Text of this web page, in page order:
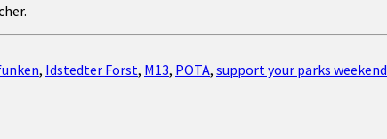
, Idstedter Forst, M13, POTA, support your parks weekend